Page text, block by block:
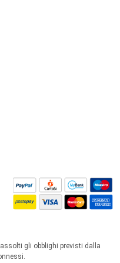
gli obblighi previsti dalla